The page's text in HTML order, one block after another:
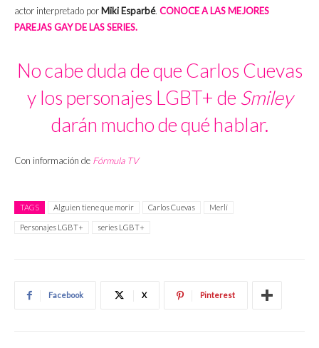
actor interpretado por Miki Esparbé. CONOCE A LAS MEJORES
PAREJAS GAY DE LAS SERIES.
No cabe duda de que Carlos Cuevas
y los personajes LGBT+ de Smiley
darán mucho de qué hablar.
Con información de Fórmula TV
TAGS Alguien tiene que morir Carlos Cuevas Merlí
Personajes LGBT+ series LGBT+
Facebook X Pinterest